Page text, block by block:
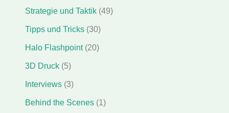
Strategie und Taktik(49)
Tipps und Tricks(30)
Halo Flashpoint(20)
3D Druck(5)
Interviews(3)
Behind the Scenes(1)